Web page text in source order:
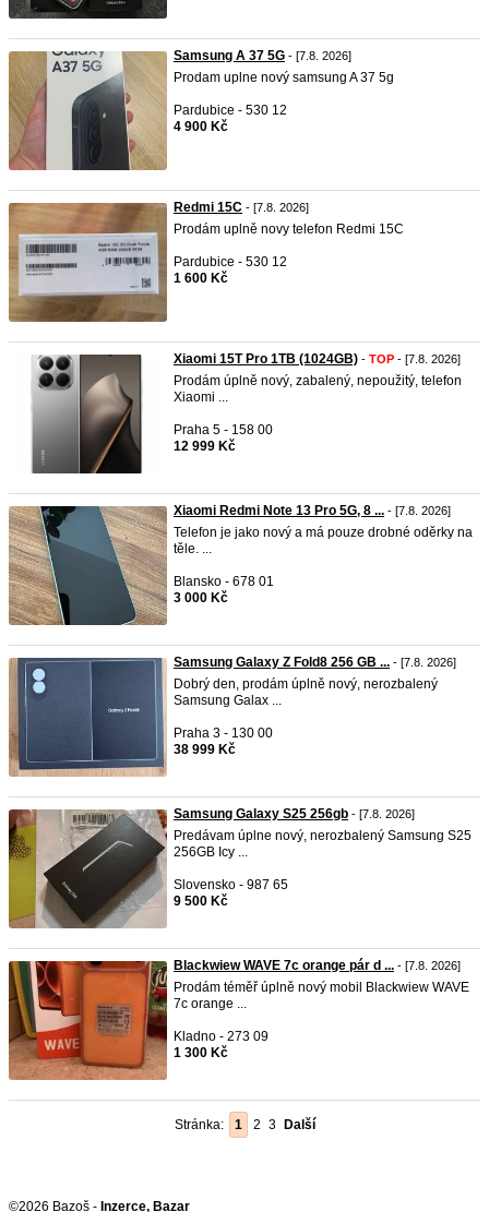
Samsung A 37 5G - [7.8. 2026]
Prodam uplne nový samsung A 37 5g
Pardubice - 530 12
4 900 Kč
Redmi 15C - [7.8. 2026]
Prodám uplně novy telefon Redmi 15C
Pardubice - 530 12
1 600 Kč
Xiaomi 15T Pro 1TB (1024GB) - TOP - [7.8. 2026]
Prodám úplně nový, zabalený, nepoužitý, telefon
Xiaomi ...
Praha 5 - 158 00
12 999 Kč
Xiaomi Redmi Note 13 Pro 5G, 8 ... - [7.8. 2026]
Telefon je jako nový a má pouze drobné oděrky na
těle. ...
Blansko - 678 01
3 000 Kč
Samsung Galaxy Z Fold8 256 GB ... - [7.8. 2026]
Dobrý den, prodám úplně nový, nerozbalený
Samsung Galax ...
Praha 3 - 130 00
38 999 Kč
Samsung Galaxy S25 256gb - [7.8. 2026]
Predávam úplne nový, nerozbalený Samsung S25
256GB Icy ...
Slovensko - 987 65
9 500 Kč
Blackwiew WAVE 7c orange pár d ... - [7.8. 2026]
Prodám téměř úplně nový mobil Blackwiew WAVE
7c orange ...
Kladno - 273 09
1 300 Kč
Stránka: 1 2 3 Další
©2026 Bazoš - Inzerce, Bazar